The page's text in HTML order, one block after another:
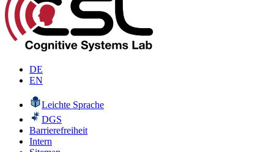
DE
EN
Leichte Sprache
DGS
Barrierefreiheit
Intern